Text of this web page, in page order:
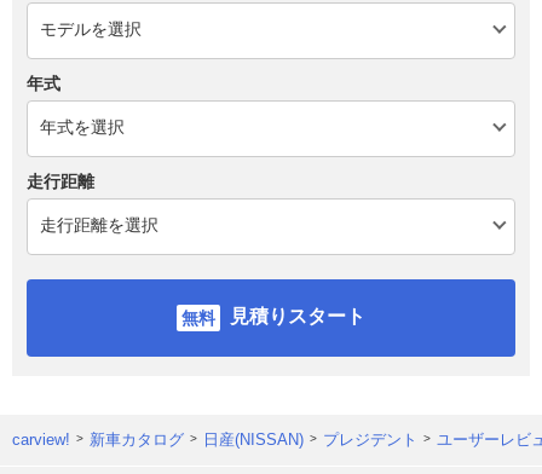
年式
走行距離
見積りスタート
carview! 新車カタログ 日産(NISSAN) プレジデント ユーザーレビ